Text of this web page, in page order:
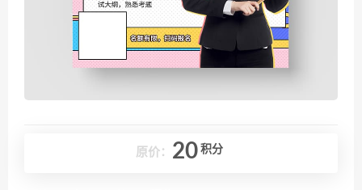
原价： 20 积分